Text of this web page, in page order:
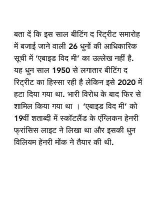
बता दें कि इस साल बीटिंग द रिट्रीट समारोह
में बजाई जाने वाली 26 धुनों की आधिकारिक
सूची में ‘एबाइड विद मी’ का उल्लेख नहीं है.
यह धुन साल 1950 से लगातार बीटिंग द
रिट्रीट का हिस्सा रही है लेकिन इसे 2020 में
हटा दिया गया था. भारी विरोध के बाद फिर से
शामिल किया गया था । ‘एबाइड विद मी’ को
19वीं शताब्दी में स्कॉटलैंड के एंग्लिकन हेनरी
फ्रांसिस लाइट ने लिखा था और इसकी धुन
विलियम हेनरी मोंक ने तैयार की थी.